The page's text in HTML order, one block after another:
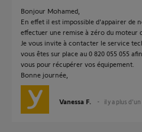
Bonjour Mohamed,
En effet il est impossible d'appairer de
effectuer une remise à zéro du moteur
Je vous invite à contacter le service
vous êtes sur place au 0 820 055 055
vous pour récupérer vos équipement.
Bonne journée,
Vanessa F. il y a plus d'un